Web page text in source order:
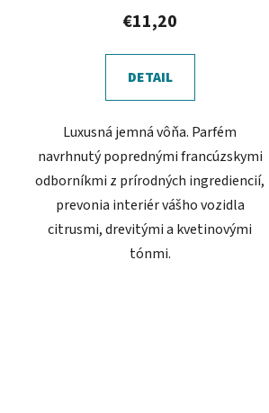
produktu
je
5,0
z
hviezdičiek.
€11,20
DETAIL
Luxusná jemná vôňa. Parfém
navrhnutý poprednými francúzskymi
odborníkmi z prírodných ingrediencií,
prevonia interiér vášho vozidla
citrusmi, drevitými a kvetinovými
tónmi.